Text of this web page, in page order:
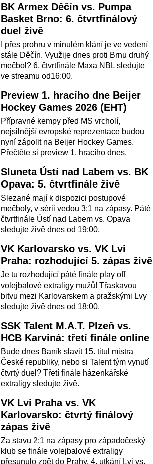
BK Armex Děčín vs. Pumpa
Basket Brno: 6. čtvrtfinálový
duel živě
I přes prohru v minulém klání je ve vedení
stále Děčín. Využije dnes proti Brnu druhý
mečbol? 6. čtvrtfinále Maxa NBL sledujte
ve streamu od16:00.
Preview 1. hracího dne Beijer
Hockey Games 2026 (EHT)
Přípravné kempy před MS vrcholí,
nejsilnější evropské reprezentace budou
nyní zápolit na Beijer Hockey Games.
Přečtěte si preview 1. hracího dnes.
Sluneta Ústí nad Labem vs. BK
Opava: 5. čtvrtfinále živě
Slezané mají k dispozici postupové
mečboly, v sérii vedou 3:1 na zápasy. Páté
čtvrtfinále Ústí nad Labem vs. Opava
sledujte živě dnes od 19:00.
VK Karlovarsko vs. VK Lvi
Praha: rozhodující 5. zápas živě
Je tu rozhodující páté finále play off
volejbalové extraligy mužů! Třaskavou
bitvu mezi Karlovarskem a pražskými Lvy
sledujte živě dnes od 18:00.
SSK Talent M.A.T. Plzeň vs.
HCB Karviná: třetí finále online
Bude dnes Baník slavit 15. titul mistra
České republiky, nebo si Talent tým vynutí
čtvrtý duel? Třetí finále házenkářské
extraligy sledujte živě.
VK Lvi Praha vs. VK
Karlovarsko: čtvrtý finálový
zápas živě
Za stavu 2:1 na zápasy pro západočeský
klub se finále volejbalové extraligy
přesunulo zpět do Prahy. 4. utkání Lvi vs.